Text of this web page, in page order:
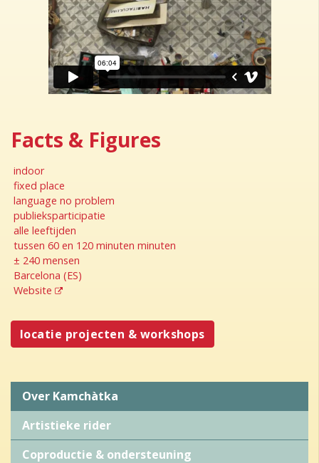
Facts & Figures
indoor
fixed place
language no problem
publieksparticipatie
alle leeftijden
tussen 60 en 120 minuten minuten
± 240 mensen
Barcelona (ES)
Website
locatie projecten & workshops
Over Kamchàtka
Artistieke rider
Coproductie & ondersteuning